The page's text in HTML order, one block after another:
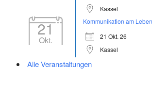
Kassel
21
Okt.
Kommunikation am
21 Okt. 26
Kassel
Alle Veranstaltungen